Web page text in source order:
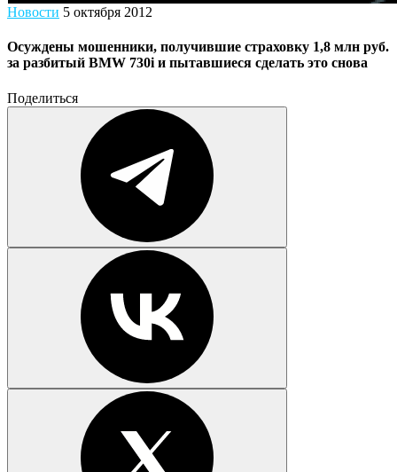
Новости 5 октября 2012
Осуждены мошенники, получившие страховку 1,8 млн руб.
за разбитый BMW 730i и пытавшиеся сделать это снова
Поделиться